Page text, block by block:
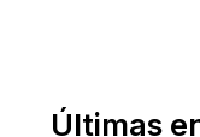
Últimas